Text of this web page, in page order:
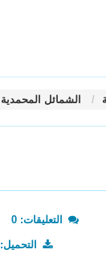
الشمائل المحمدية
التعليقات: 0
التحميل: 1382